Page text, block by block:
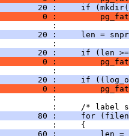
20 :     if
0 :
:
20 :     len =
:
20 :     if (len
0 :
:
20 :     if
0 :
:
:     /* label
80 :     for
:     {
60 :         len =